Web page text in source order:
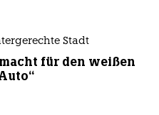
Stadt
für den weißen